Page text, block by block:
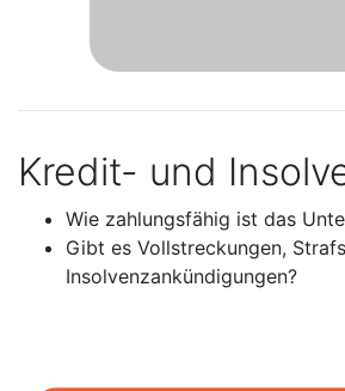
Kredit- und
Wie zahlungsfähig ist das
Gibt es Vollstreckungen,
Insolvenzankündigungen?